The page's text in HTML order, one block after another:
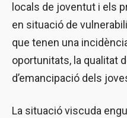
locals de joventut i els
en situació de
que tenen una
oportunitats, la qualitat
d’emancipació dels
La situació viscuda